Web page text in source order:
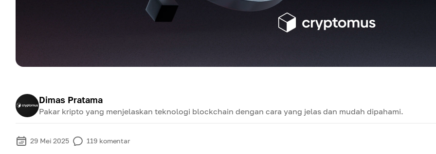
Dimas Pratama
Pakar kripto yang menjelaskan teknologi blockchain dengan cara yang jelas dan mudah dipahami.
29 Mei 2025 119 komentar